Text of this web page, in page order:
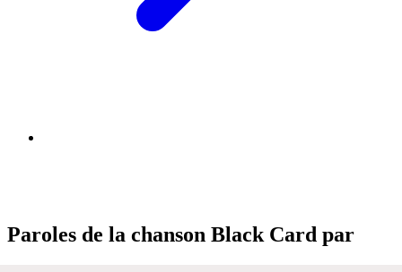
Paroles de la chanson Black Card par